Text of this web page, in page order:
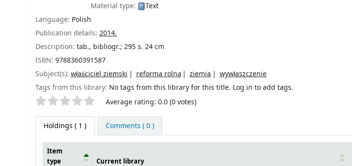
Material type:
Text
Language: Polish
Publication details: 2014.
Description: tab., bibliogr.; 295 s. 24 cm
ISBN: 9788360391587
Subject(s): właściciel ziemski reforma rolna ziemia
wywłaszczenie
Tags from this library: No tags from this library for this title. Log in to add tags.
Star ratings Average rating: 0.0 (0 votes)
Holdings ( 1 ) Comments ( 0 )
Item
type
Current library